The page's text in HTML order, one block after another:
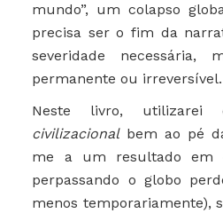
mundo”, um colapso
precisa ser o fim da
severidade necessária,
permanente ou irreversível.
Neste livro,
civilizacionalbem ao pé
me a um resultado em
perpassando o globo
menos temporariamente),